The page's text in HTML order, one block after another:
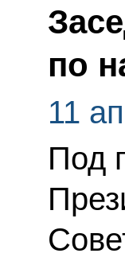
по
11
Под